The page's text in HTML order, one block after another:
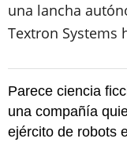
una lancha
Textron Systems
Parece ciencia
una compañía
ejército de robots